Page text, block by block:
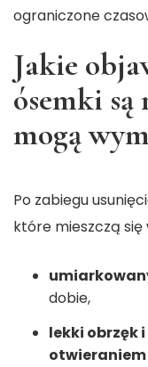
ograniczone
Jakie
ósemki
mogą
Po zabiegu
które mieszczą się
dobie,
lekki obrzęk